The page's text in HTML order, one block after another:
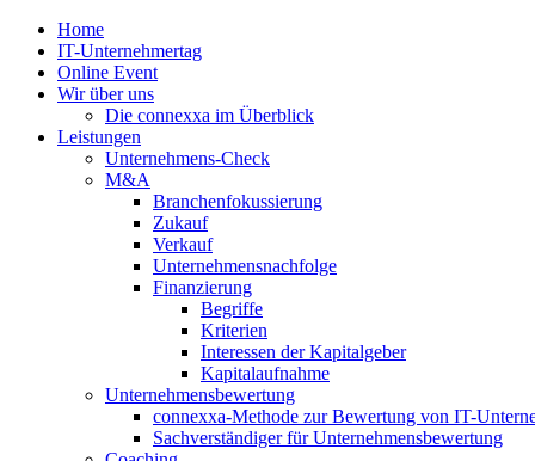
Home
IT-Unternehmertag
Online Event
Wir über uns
Die connexxa im Überblick
Leistungen
Unternehmens-Check
M&A
Branchenfokussierung
Zukauf
Verkauf
Unternehmensnachfolge
Finanzierung
Begriffe
Kriterien
Interessen der Kapitalgeber
Kapitalaufnahme
Unternehmensbewertung
connexxa-Methode zur Bewertung von IT-
Sachverständiger für Unternehmensbewertung